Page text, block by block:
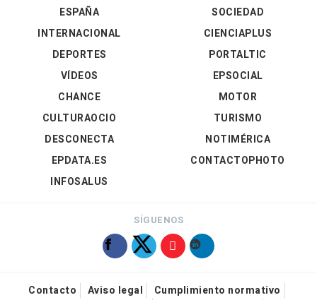
ESPAÑA
INTERNACIONAL
DEPORTES
VÍDEOS
SOCIEDAD
CIENCIAPLUS
PORTALTIC
EPSOCIAL
CHANCE
CULTURAOCIO
DESCONECTA
EPDATA.ES
INFOSALUS
MOTOR
TURISMO
NOTIMÉRICA
CONTACTOPHOTO
SÍGUENOS
Contacto Aviso legal
Cumplimiento normativo